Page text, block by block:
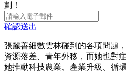
劃！
確認送出
張麗善細數雲林碰到的各項問題
資源落差、青年外移，而她也對
她推動科技農業、產業升級、循